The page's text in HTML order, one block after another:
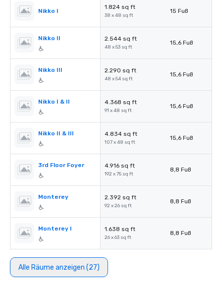
Nikko I
1.824 sq ft
38 x 48 sq ft
15 Fuß
Nikko II 2.544 sq ft
48 x 53 sq ft
15,6 Fuß
Nikko III 2.290 sq ft
48 x 54 sq ft
15,6 Fuß
Nikko I & II 4.368 sq ft
91 x 48 sq ft
15,6 Fuß
Nikko II & III 4.834 sq ft
107 x 48 sq ft
15,6 Fuß
3rd Floor Foyer 4.916 sq ft
192 x 75 sq ft
8,8 Fuß
Monterey 2.392 sq ft
92 x 26 sq ft
8,8 Fuß
Monterey I 1.638 sq ft
26 x 63 sq ft
8,8 Fuß
Alle Räume anzeigen (27)